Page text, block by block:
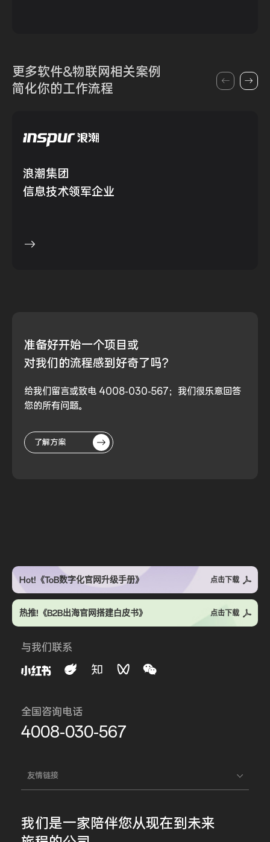
更多软件&物联网相关案例
简化你的工作流程
浪潮集团
信息技术领军企业
准备好开始一个项目或
对我们的流程感到好奇了吗？
给我们留言或致电 4008-030-567；我们很乐意回答
您的所有问题。
了解方案
Hot!《ToB数字化官网升级手册》 点击下载
热推!《B2B出海官网搭建白皮书》 点击下载
与我们联系
全国咨询电话
4008-030-567
友情链接
我们是一家陪伴您从现在到未来